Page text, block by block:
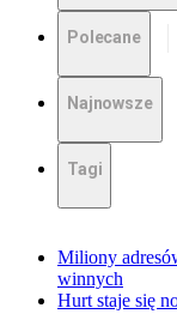
Polecane
Najnowsze
Tagi
Miliony
winnych
Hurt staje się